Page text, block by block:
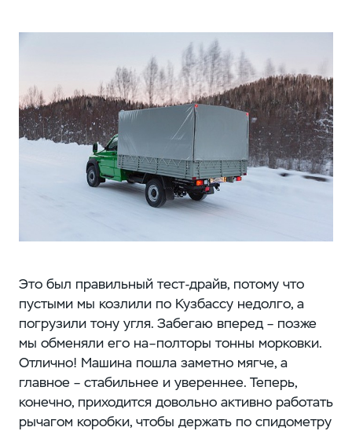
Это был правильный тест-драйв, потому что
пустыми мы козлили по Кузбассу недолго, а
погрузили тону угля. Забегаю вперед – позже
мы обменяли его на–полторы тонны морковки.
Отлично! Машина пошла заметно мягче, а
главное – стабильнее и увереннее. Теперь,
конечно, приходится довольно активно работать
рычагом коробки, чтобы держать по спидометру